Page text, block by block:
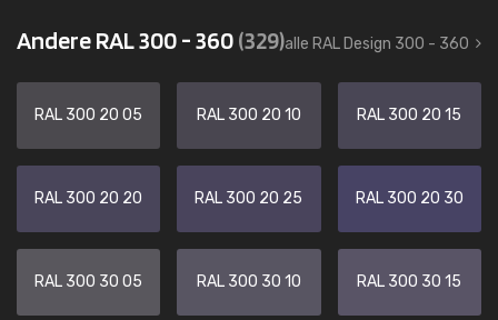
Andere RAL 300 - 360(329)alle RAL Design 300 - 360
RAL 300 20 05 RAL 300 20 10 RAL 300 20 15
RAL 300 20 20 RAL 300 20 25 RAL 300 20 30
RAL 300 30 05 RAL 300 30 10 RAL 300 30 15